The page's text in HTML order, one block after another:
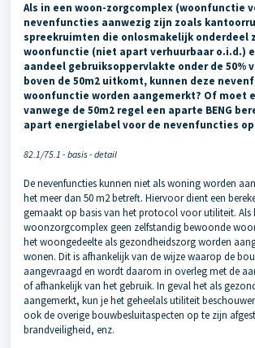
Als in een woon-zorgcomplex (woonfunctie
nevenfuncties aanwezig zijn zoals
spreekruimten die onlosmakelijk onderdeel
woonfunctie (niet apart verhuurbaar o.i.d.)
aandeel gebruiksoppervlakte onder de 50%
boven de 50m2 uitkomt, kunnen deze
woonfunctie worden aangemerkt? Of moet
vanwege de 50m2 regel een aparte BENG
apart energielabel voor de nevenfuncties
82.1/75.1 - basis - detail
De nevenfuncties kunnen niet als woning worden
het meer dan 50 m2 betreft. Hiervoor dient een
gemaakt op basis van het protocol voor utiliteit. Als
woonzorgcomplex geen zelfstandig bewoonde
het woongedeelte als gezondheidszorg worden
wonen. Dit is afhankelijk van de wijze waarop de
aangevraagd en wordt daarom in overleg met de
of afhankelijk van het gebruik. In geval het als
aangemerkt, kun je het geheelals utiliteit
ook de overige bouwbesluitaspecten op te zijn
brandveiligheid, enz.